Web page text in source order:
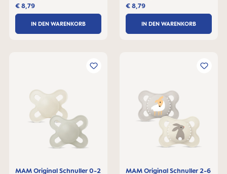
€ 8,79
IN DEN WARENKORB
€ 8,79
IN DEN WARENKORB
MAM Original Schnuller 0-2
MAM Original Schnuller 2-6